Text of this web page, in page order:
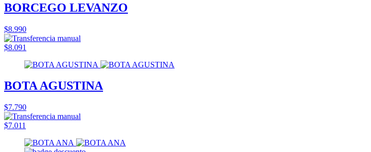
BORCEGO LEVANZO
$8.990
$8.091
BOTA AGUSTINA
$7.790
$7.011